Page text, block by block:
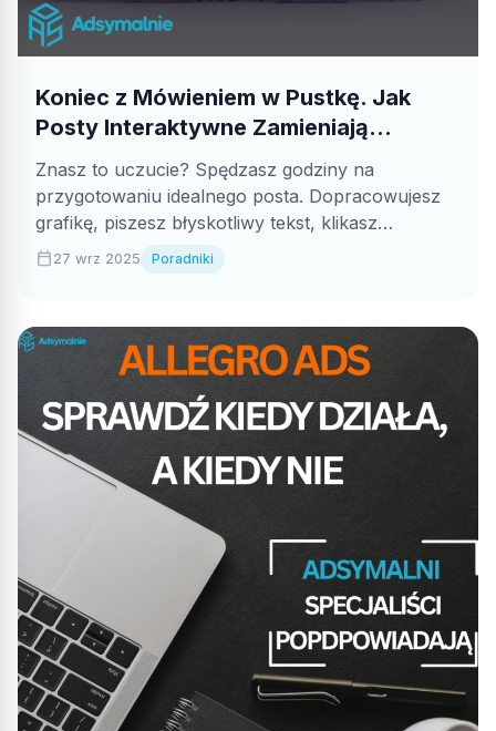
Koniec z Mówieniem w Pustkę. Jak
Posty Interaktywne Zamieniają
Obserwatorów w Lojalną Społeczność.
Znasz to uczucie? Spędzasz godziny na
przygotowaniu idealnego posta. Dopracowujesz
grafikę, piszesz błyskotliwy tekst, klikasz
"Publikuj" i... cisza. Kilka polubień,...
calendar_today27 wrz 2025 Poradniki